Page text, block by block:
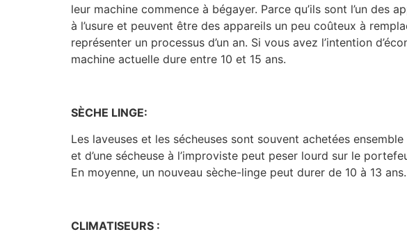
leur machine commence à bégayer. Parce qu’ils sont l’un des
à l’usure et peuvent être des appareils un peu coûteux à
représenter un processus d’un an. Si vous avez l’intention
machine actuelle dure entre 10 et 15 ans.
SÈCHE LINGE:
Les laveuses et les sécheuses sont souvent achetées
et d’une sécheuse à l’improviste peut peser lourd sur le
En moyenne, un nouveau sèche-linge peut durer de 10 à 13 ans.
CLIMATISEURS :